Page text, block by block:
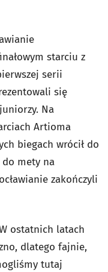
starciu z
serii
się
Na
Artioma
biegach wrócił do
mety na
zakończyli
ostatnich latach
dlatego fajnie,
tutaj